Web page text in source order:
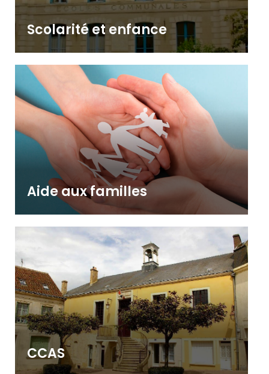
Scolarité et enfance
Aide aux familles
CCAS